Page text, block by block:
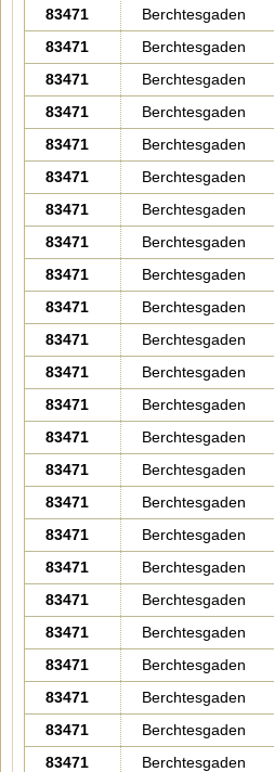
83471
Berchtesgaden
83471
Berchtesgaden
83471
Berchtesgaden
83471
Berchtesgaden
83471
Berchtesgaden
83471
Berchtesgaden
83471
Berchtesgaden
83471
Berchtesgaden
83471
Berchtesgaden
83471
Berchtesgaden
83471
Berchtesgaden
83471
Berchtesgaden
83471
Berchtesgaden
83471
Berchtesgaden
83471
Berchtesgaden
83471
Berchtesgaden
83471
Berchtesgaden
83471
Berchtesgaden
83471
Berchtesgaden
83471
Berchtesgaden
83471
Berchtesgaden
83471
Berchtesgaden
83471
Berchtesgaden
83471
Berchtesgaden